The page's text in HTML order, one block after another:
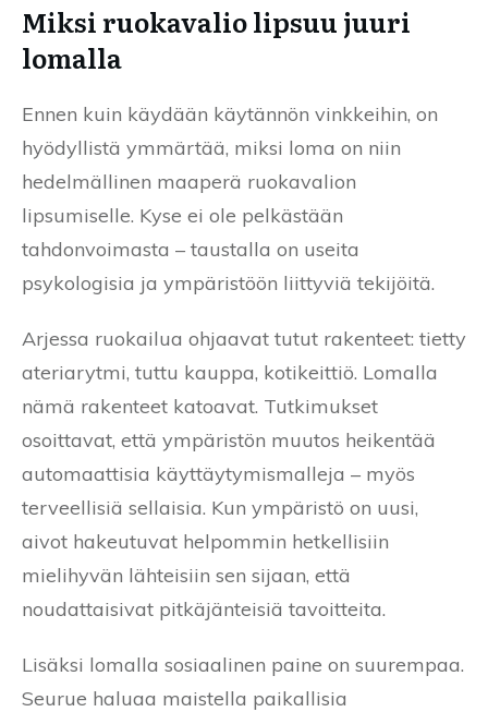
Miksi ruokavalio lipsuu juuri
lomalla
Ennen kuin käydään käytännön vinkkeihin, on
hyödyllistä ymmärtää, miksi loma on niin
hedelmällinen maaperä ruokavalion
lipsumiselle. Kyse ei ole pelkästään
tahdonvoimasta – taustalla on useita
psykologisia ja ympäristöön liittyviä tekijöitä.
Arjessa ruokailua ohjaavat tutut rakenteet: tietty
ateriarytmi, tuttu kauppa, kotikeittiö. Lomalla
nämä rakenteet katoavat. Tutkimukset
osoittavat, että ympäristön muutos heikentää
automaattisia käyttäytymismalleja – myös
terveellisiä sellaisia. Kun ympäristö on uusi,
aivot hakeutuvat helpommin hetkellisiin
mielihyvän lähteisiin sen sijaan, että
noudattaisivat pitkäjänteisiä tavoitteita.
Lisäksi lomalla sosiaalinen paine on suurempaa.
Seurue haluaa maistella paikallisia